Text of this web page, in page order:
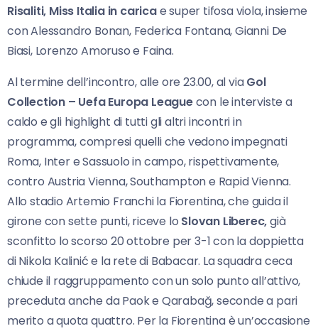
Risaliti, Miss Italia in caricae super tifosa viola, insieme
con Alessandro Bonan, Federica Fontana, Gianni De
Biasi, Lorenzo Amoruso e Faina.
Al termine dell’incontro, alle ore 23.00, al viaGol
Collection – Uefa Europa Leaguecon le interviste a
caldo e gli highlight di tutti gli altri incontri in
programma, compresi quelli che vedono impegnati
Roma, Inter e Sassuolo in campo, rispettivamente,
contro Austria Vienna, Southampton e Rapid Vienna.
Allo stadio Artemio Franchi la Fiorentina, che guida il
girone con sette punti, riceve lo Slovan Liberec,già
sconfitto lo scorso 20 ottobre per 3-1 con la doppietta
di Nikola Kalinić e la rete di Babacar. La squadra ceca
chiude il raggruppamento con un solo punto all’attivo,
preceduta anche da Paok e Qarabağ, seconde a pari
merito a quota quattro. Per la Fiorentina è un’occasione